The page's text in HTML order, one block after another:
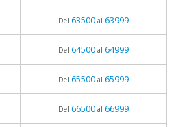
Del 63500al 63999
Del 64500al 64999
Del 65500al 65999
Del 66500al 66999